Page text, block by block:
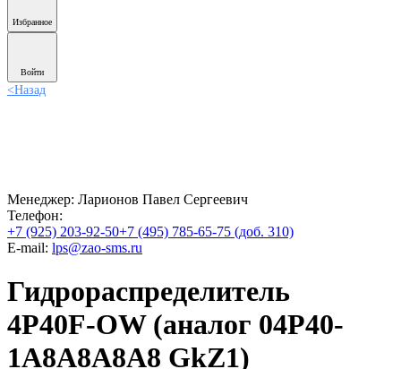
Избранное
Войти
<Назад
Менеджер: Ларионов Павел Сергеевич
Телефон:
+7 (925) 203-92-50+7 (495) 785-65-75 (доб. 310)
E-mail: lps@zao-sms.ru
Гидрораспределитель
4P40F-OW (аналог 04Р40-
1А8А8А8А8 GkZ1)